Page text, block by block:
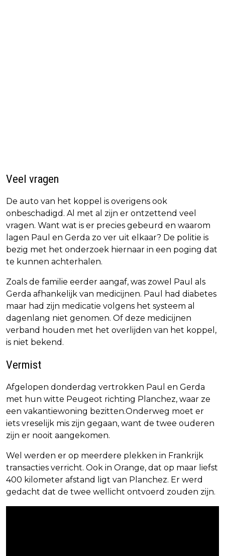
Veel vragen
De auto van het koppel is overigens ook
onbeschadigd. Al met al zijn er ontzettend veel
vragen. Want wat is er precies gebeurd en waarom
lagen Paul en Gerda zo ver uit elkaar? De politie is
bezig met het onderzoek hiernaar in een poging dat
te kunnen achterhalen.
Zoals de familie eerder aangaf, was zowel Paul als
Gerda afhankelijk van medicijnen. Paul had diabetes
maar had zijn medicatie volgens het systeem al
dagenlang niet genomen. Of deze medicijnen
verband houden met het overlijden van het koppel,
is niet bekend.
Vermist
Afgelopen donderdag vertrokken Paul en Gerda
met hun witte Peugeot richting Planchez, waar ze
een vakantiewoning bezitten.Onderweg moet er
iets vreselijk mis zijn gegaan, want de twee ouderen
zijn er nooit aangekomen.
Wel werden er op meerdere plekken in Frankrijk
transacties verricht. Ook in Orange, dat op maar liefst
400 kilometer afstand ligt van Planchez. Er werd
gedacht dat de twee wellicht ontvoerd zouden zijn.